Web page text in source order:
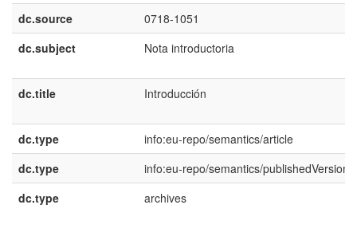
dc.source
0718-1051
dc.subject
Nota introductoria
dc.title Introducción
dc.type
info:eu-repo/semantics/article
dc.type
info:eu-repo/semantics/publishedVersion
dc.type
archives